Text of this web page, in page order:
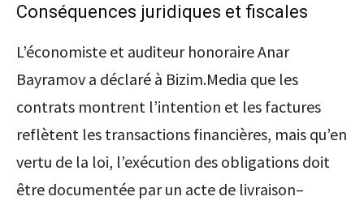
Conséquences juridiques et fiscales
L’économiste et auditeur honoraire Anar
Bayramov a déclaré à Bizim.Media que les
contrats montrent l’intention et les factures
reflètent les transactions financières, mais qu’en
vertu de la loi, l’exécution des obligations doit
être documentée par un acte de livraison–